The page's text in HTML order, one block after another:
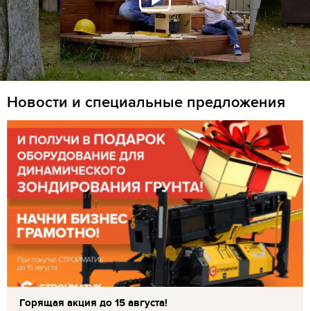
Новости и специальные предложения
Горящая акция до 15 августа!